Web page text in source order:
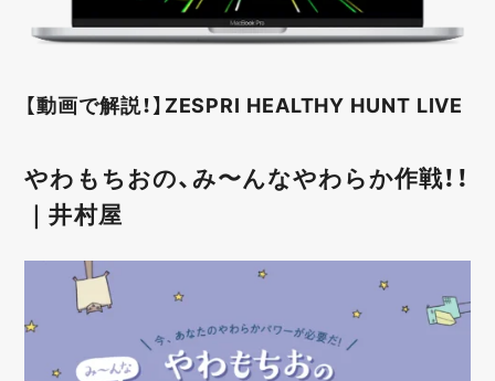
【動画で解説！】ZESPRI HEALTHY HUNT LIVE
やわもちおの、み〜んなやわらか作戦！！
｜井村屋